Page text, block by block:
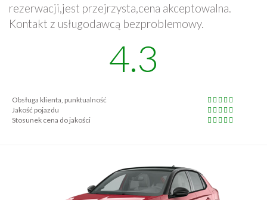
rezerwacji,jest przejrzysta,cena akceptowalna.
Kontakt z usługodawcą bezproblemowy.
4.3
Obsługa klienta, punktualność
Jakość pojazdu
Stosunek cena do jakości